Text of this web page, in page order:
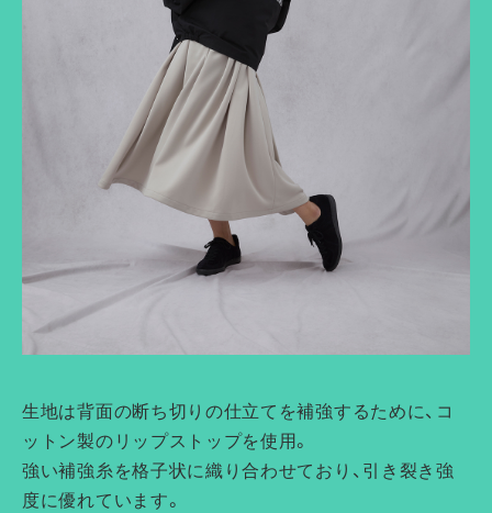
生地は背面の断ち切りの仕立てを補強するために、コ
ットン製のリップストップを使用。
強い補強糸を格子状に織り合わせており、引き裂き強
度に優れています。